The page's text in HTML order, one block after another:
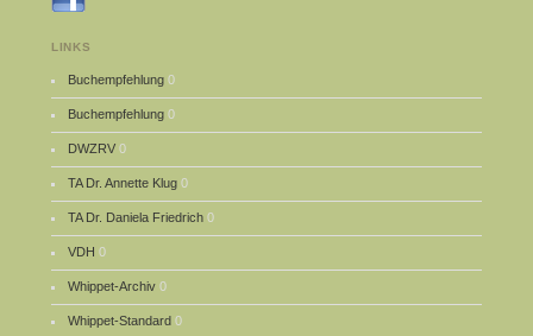
LINKS
Buchempfehlung 0
Buchempfehlung 0
DWZRV 0
TA Dr. Annette Klug 0
TA Dr. Daniela Friedrich 0
VDH 0
Whippet-Archiv 0
Whippet-Standard 0